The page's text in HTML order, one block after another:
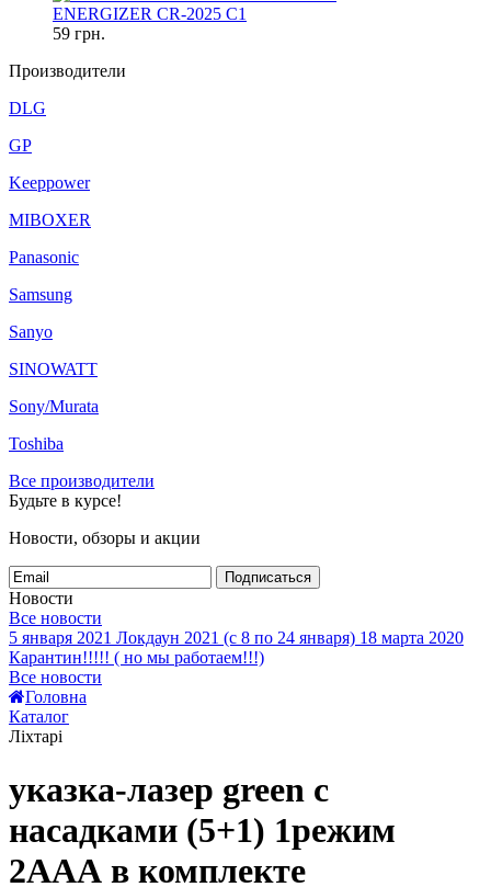
ENERGIZER CR-2025 C1
59 грн.
Производители
DLG
GP
Keeppower
MIBOXER
Panasonic
Samsung
Sanyo
SINOWATT
Sony/Murata
Toshiba
Все производители
Будьте в курсе!
Новости, обзоры и акции
Подписаться
Новости
Все новости
5 января 2021 Локдаун 2021 (с 8 по 24 января) 18 марта 2020
Карантин!!!!! ( но мы работаем!!!)
Все новости
Головна
Каталог
Ліхтарі
указка-лазер green с
насадками (5+1) 1режим
2ААА в комплекте